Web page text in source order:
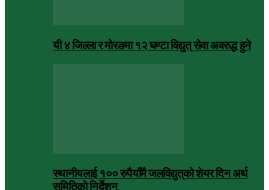
यी ४ जिल्ला र मोरङमा १२ घण्टा विद्युत् सेवा अवरुद्ध हुने
स्थानीयलाई १०० रुपैयाँमै जलविद्युत्‌को शेयर दिन अर्थ
समितिको निर्देशन